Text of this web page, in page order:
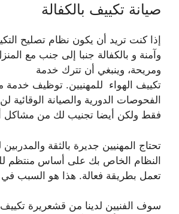
صيانة تكييف بالكفالة
إذا كنت تريد أن يكون نظام تصليح
وآمنة و بالكفالة جنبا إلى جنب مع
ومريحة، وينبغي أن تترك خدمة
تكييف الهواء للمهنيين. توظيف خدمة
الفحوصات الدورية والصيانة الوقائية
فقط ولكن أيضا تجنيب لك من مشاكل
تحتاج المهنيين جديرة بالثقة
النظام الخاص بك على أساس منتظم
تعمل بطريقة فعالة. هذا هو السبب في
سوف الفنيين لدينا من قشعريرة